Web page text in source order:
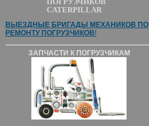
CATERPILLAR
ВЫЕЗДНЫЕ БРИГАДЫ МЕХАНИКОВ ПО
РЕМОНТУ ПОГРУЗЧИКОВ!
ЗАПЧАСТИ К ПОГРУЗЧИКАМ